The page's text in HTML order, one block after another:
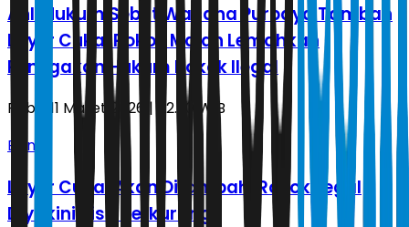
Ahli Hukum Sebut Wacana Purbaya Tambah
Layer Cukai Rokok Malah Lemahkan
Penegakan Hukum Rokok Ilegal
Rabu, 11 Maret 2026 | 02.30 WIB
Bisnis
Layer Cukai Akan Ditambah, Rokok Ilegal
Diyakini Bisa Berkurang